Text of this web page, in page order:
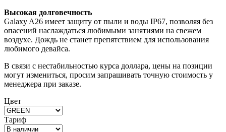
Высокая долговечность
Galaxy A26 имеет защиту от пыли и воды IP67, позволяя без
опасений наслаждаться любимыми занятиями на свежем
воздухе. Дождь не станет препятствием для использования
любимого девайса.
В связи с нестабильностью курса доллара, цены на позиции
могут измениться, просим запрашивать точную стоимость у
менеджера при заказе.
Цвет
Тариф